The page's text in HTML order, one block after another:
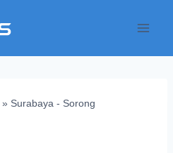
» Surabaya - Sorong